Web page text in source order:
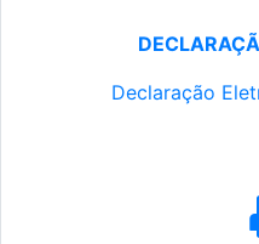
Declaração